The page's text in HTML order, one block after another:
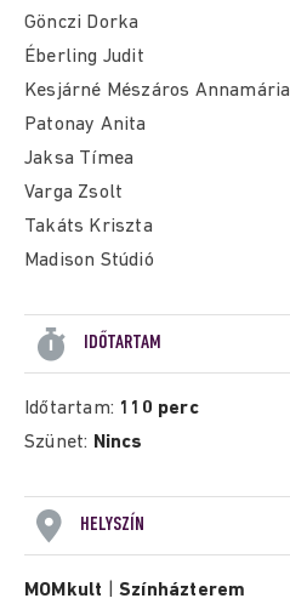
Gönczi Dorka
Éberling Judit
Kesjárné Mészáros Annamária
Patonay Anita
Jaksa Tímea
Varga Zsolt
Takáts Kriszta
Madison Stúdió
IDŐTARTAM
Időtartam: 110 perc
Szünet: Nincs
HELYSZÍN
MOMkult |Színházterem